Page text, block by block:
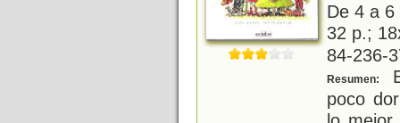
De 4 a
32 p.;
84-236-
Resumen:
poco